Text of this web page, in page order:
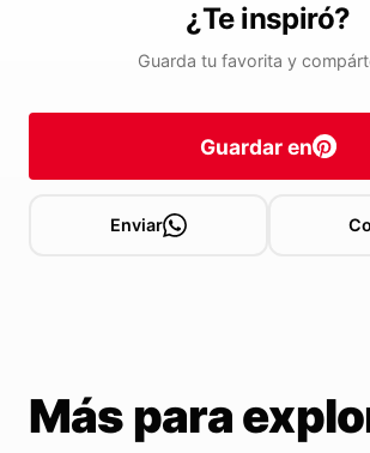
¿Te inspiró?
Guarda tu favorita y
Guardar en
Enviar
Más para